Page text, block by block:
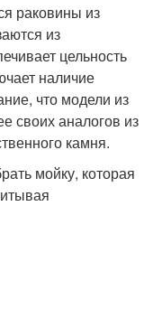
раковины из
из
цельность
наличие
что модели из
своих аналогов из
камня.
мойку, которая